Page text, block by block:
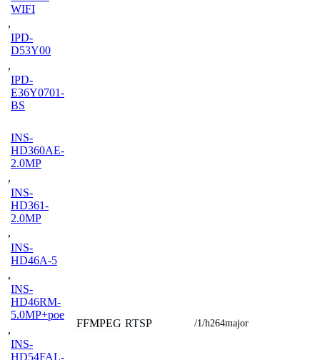
WIFI
,
IPD-
D53Y00
,
IPD-
E36Y0701-
BS
INS-
HD360AE-
2.0MP
,
INS-
HD361-
2.0MP
,
INS-
HD46A-5
,
INS-
HD46RM-
5.0MP+poe
,
INS-
HD54FAL-
FFMPEG RTSP /1/h264major